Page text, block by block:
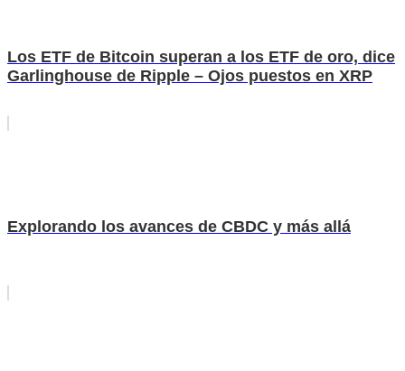
Los ETF de Bitcoin superan a los ETF de oro, dice
Garlinghouse de Ripple – Ojos puestos en XRP
Explorando los avances de CBDC y más allá